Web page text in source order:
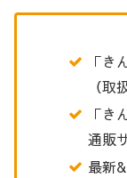
「き
（取
「き
通販
最新